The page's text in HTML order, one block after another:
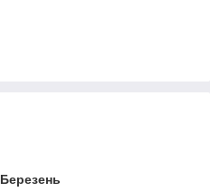
Березень